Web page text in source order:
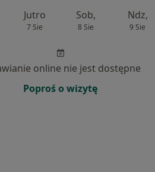
Jutro
7 Sie
Sob,
8 Sie
Ndz,
9 Sie
online nie jest dostępne
Poproś o wizytę